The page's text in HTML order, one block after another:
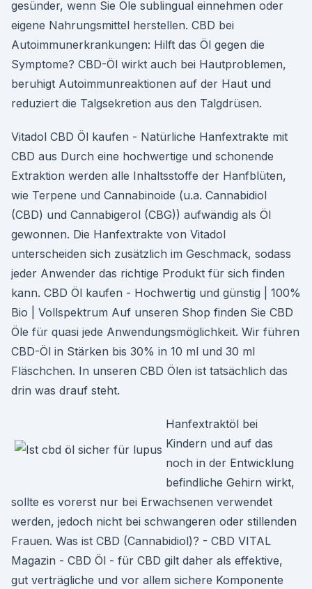
gesünder, wenn Sie Öle sublingual einnehmen oder
eigene Nahrungsmittel herstellen. CBD bei
Autoimmunerkrankungen: Hilft das Öl gegen die
Symptome? CBD-Öl wirkt auch bei Hautproblemen,
beruhigt Autoimmunreaktionen auf der Haut und
reduziert die Talgsekretion aus den Talgdrüsen.
Vitadol CBD Öl kaufen - Natürliche Hanfextrakte mit
CBD aus Durch eine hochwertige und schonende
Extraktion werden alle Inhaltsstoffe der Hanfblüten,
wie Terpene und Cannabinoide (u.a. Cannabidiol
(CBD) und Cannabigerol (CBG)) aufwändig als Öl
gewonnen. Die Hanfextrakte von Vitadol
unterscheiden sich zusätzlich im Geschmack, sodass
jeder Anwender das richtige Produkt für sich finden
kann. CBD Öl kaufen - Hochwertig und günstig | 100%
Bio | Vollspektrum Auf unseren Shop finden Sie CBD
Öle für quasi jede Anwendungsmöglichkeit. Wir führen
CBD-Öl in Stärken bis 30% in 10 ml und 30 ml
Fläschchen. In unseren CBD Ölen ist tatsächlich das
drin was drauf steht.
Hanfextraktöl bei
Kindern und auf das
noch in der Entwicklung
befindliche Gehirn wirkt,
sollte es vorerst nur bei Erwachsenen verwendet
werden, jedoch nicht bei schwangeren oder stillenden
Frauen. Was ist CBD (Cannabidiol)? - CBD VITAL
Magazin - CBD Öl - für CBD gilt daher als effektive,
gut verträgliche und vor allem sichere Komponente